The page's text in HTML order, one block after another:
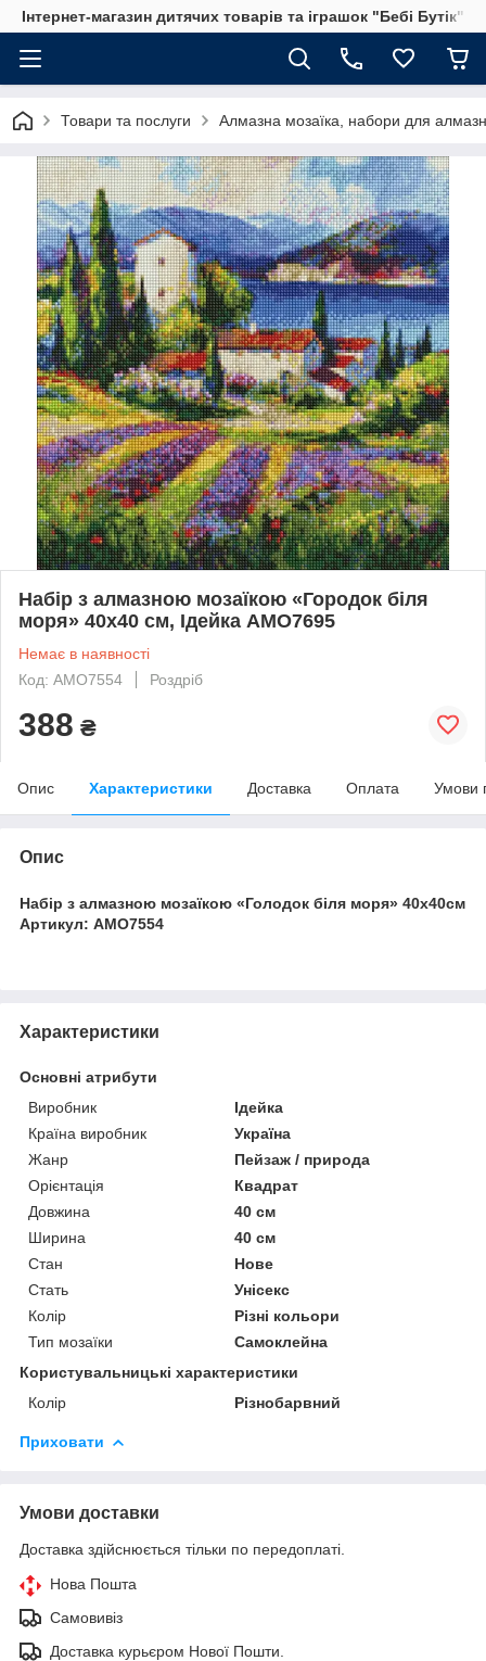
Інтернет-магазин дитячих товарів та іграшок "Бебі Бутік"
Товари та послуги Алмазна мозаїка, набори для
Набір з алмазною мозаїкою «Городок біля
моря» 40х40 см, Ідейка AMO7695
Немає в наявності
Код: AMO7554
Роздріб
388 ₴
Опис Характеристики Доставка Оплата Умови
Опис
Набір з алмазною мозаїкою «Голодок біля моря» 40х40см
Артикул: AMO7554
Характеристики
Основні атрибути
Виробник
Ідейка
Країна виробник
Україна
Жанр
Пейзаж / природа
Орієнтація
Квадрат
Довжина
40 см
Ширина
40 см
Стан
Нове
Стать
Унісекс
Колір
Різні кольори
Тип мозаїки
Самоклейна
Користувальницькі характеристики
Колір
Різнобарвний
Приховати
Умови доставки
Доставка здійснюється тільки по передоплаті.
Нова Пошта
Самовивіз
Доставка курьєром Нової Пошти.